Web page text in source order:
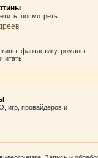
посмотреть.
фантастику, романы,
игр, провайдеров и